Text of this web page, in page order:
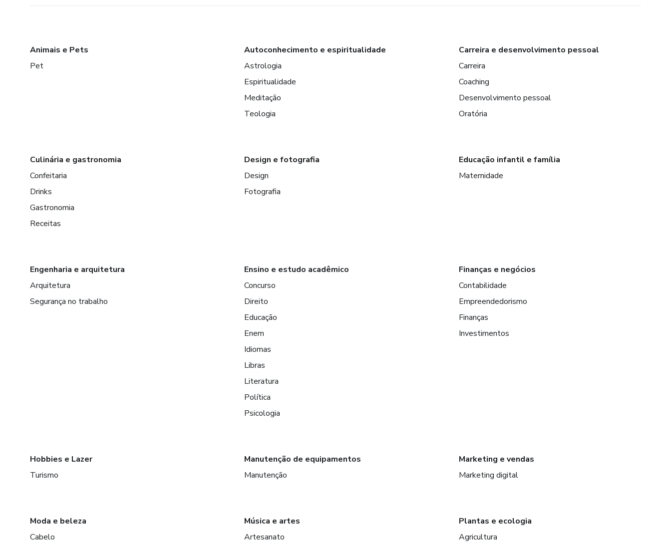
Animais e Pets
Pet
Autoconhecimento e espiritualidade
Astrologia
Espiritualidade
Meditação
Teologia
Carreira e desenvolvimento pessoal
Carreira
Coaching
Desenvolvimento pessoal
Oratória
Culinária e gastronomia
Confeitaria
Drinks
Gastronomia
Receitas
Design e fotografia
Design
Fotografia
Educação infantil e família
Maternidade
Engenharia e arquitetura
Arquitetura
Segurança no trabalho
Ensino e estudo acadêmico
Concurso
Direito
Educação
Enem
Idiomas
Libras
Literatura
Política
Psicologia
Finanças e negócios
Contabilidade
Empreendedorismo
Finanças
Investimentos
Hobbies e Lazer
Turismo
Manutenção de equipamentos
Manutenção
Marketing e vendas
Marketing digital
Moda e beleza
Cabelo
Música e artes
Artesanato
Plantas e ecologia
Agricultura